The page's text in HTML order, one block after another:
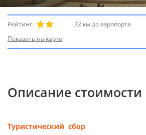
Рейтинг: 32 км до аэропорта
Показать на карте
Описание стоимости
Туристический сбор